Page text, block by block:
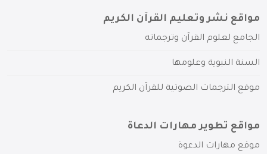
مواقع نشر وتعليم القرآن الكريم
الجامع لعلوم القرآن وترجماته
السنة النبوية وعلومها
موقع الترجمات الصوتية للقرآن الكريم
مواقع تطوير مهارات الدعاة
موقع مهارات الدعوة